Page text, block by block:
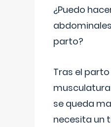
¿Puedo
parto?
Tras el parto
se queda
necesita un